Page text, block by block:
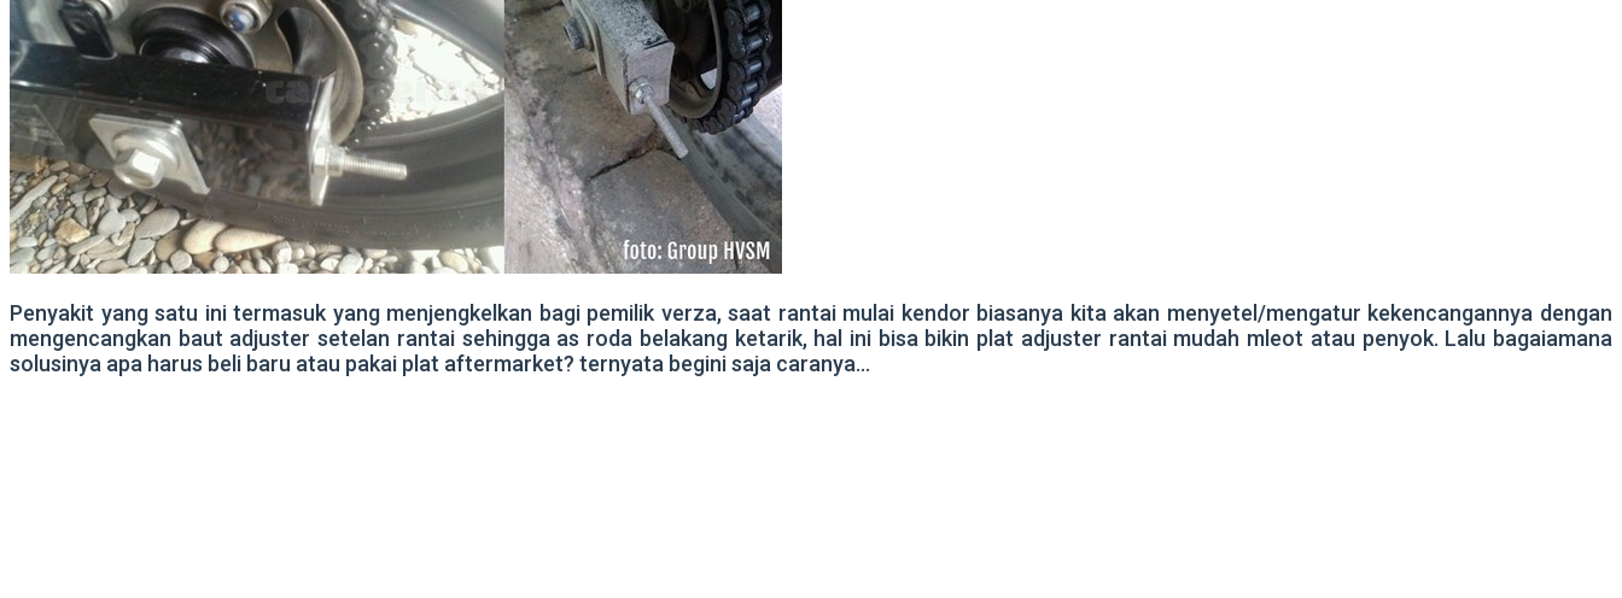
Penyakit yang satu ini termasuk yang menjengkelkan bagi pemilik verza, saat rantai mulai kendor biasanya kita akan menyetel/mengatur kekencangannya dengan
mengencangkan baut adjuster setelan rantai sehingga as roda belakang ketarik, hal ini bisa bikin plat adjuster rantai mudah mleot atau penyok. Lalu bagaiamana
solusinya apa harus beli baru atau pakai plat aftermarket? ternyata begini saja caranya…